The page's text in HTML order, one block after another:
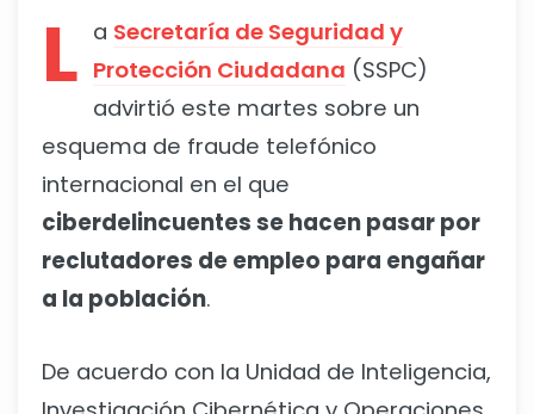
L a Secretaría de Seguridad y
Protección Ciudadana (SSPC)
advirtió este martes sobre un
esquema de fraude telefónico
internacional en el que
ciberdelincuentes se hacen pasar por
reclutadores de empleo para engañar
a la población.
De acuerdo con la Unidad de Inteligencia,